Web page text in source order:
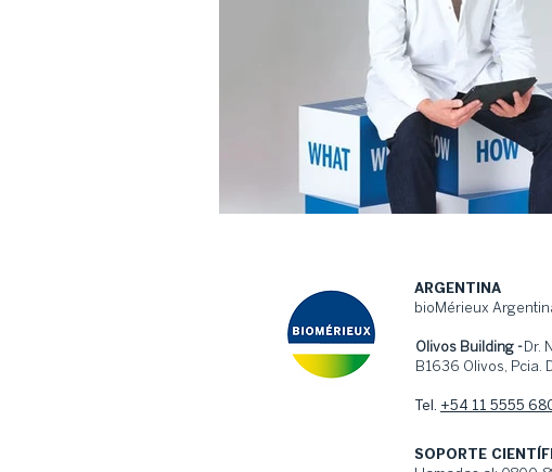
ARGENTINA
bioMérieux
Olivos Building - Dr.
B1636 Olivos, Pcia.
Tel. +54 11 5555
SOPORTE